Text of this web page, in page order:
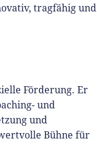
tragfähig und
Förderung. Er
und
und
Bühne für